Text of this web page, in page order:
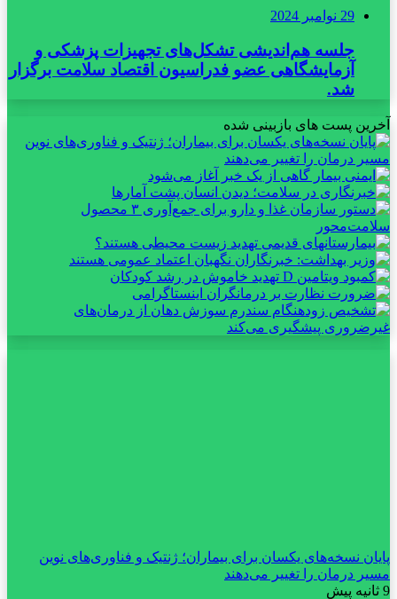
29 نوامبر 2024
جلسه هم‌اندیشی تشکل‌های تجهیزات پزشکی و
آزمایشگاهی عضو فدراسیون اقتصاد سلامت برگزار
شد.
آخرین پست های بازبینی شده
پایان نسخه‌های یکسان برای بیماران؛ ژنتیک و فناوری‌های نوین
مسیر درمان را تغییر می‌دهند
9 ثانیه پیش